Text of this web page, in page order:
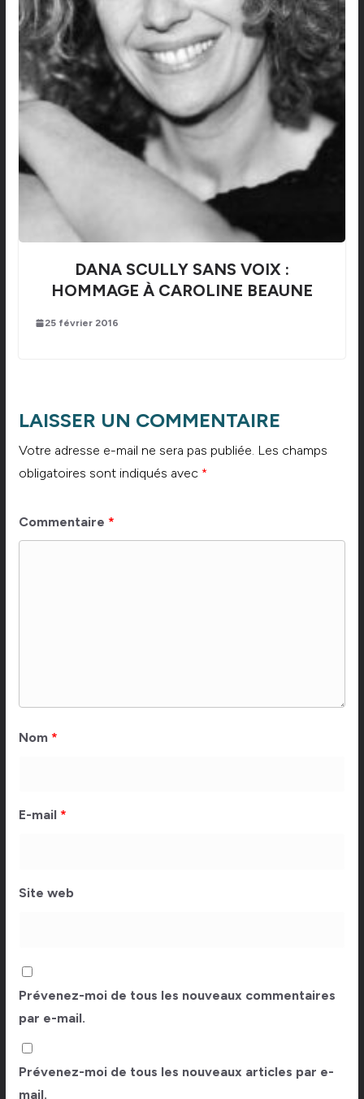
DANA SCULLY SANS VOIX :
HOMMAGE À CAROLINE BEAUNE
25 février 2016
LAISSER UN COMMENTAIRE
Votre adresse e-mail ne sera pas publiée. Les champs
obligatoires sont indiqués avec *
Commentaire *
Nom *
E-mail *
Site web
Prévenez-moi de tous les nouveaux commentaires
par e-mail.
Prévenez-moi de tous les nouveaux articles par e-
mail.